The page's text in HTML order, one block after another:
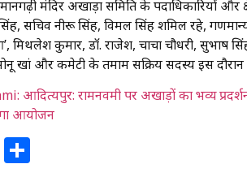
मंदिर अखाड़ा समिति के पदाधिकारियों
सचिव नीरू सिंह, विमल सिंह शमिल रहे,
मिथलेश कुमार, डॉ. राजेश, चाचा चौधरी, सुभाष
खां और कमेटी के तमाम सक्रिय सदस्य इस दौरान
रामनवमी पर अखाड़ों का भव्य
आयोजन
LinkedIn